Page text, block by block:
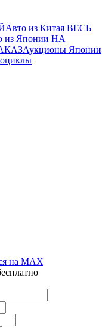
Авто из Китая ВЕСЬ
из Японии НА
Аукционы Японии
на MAX